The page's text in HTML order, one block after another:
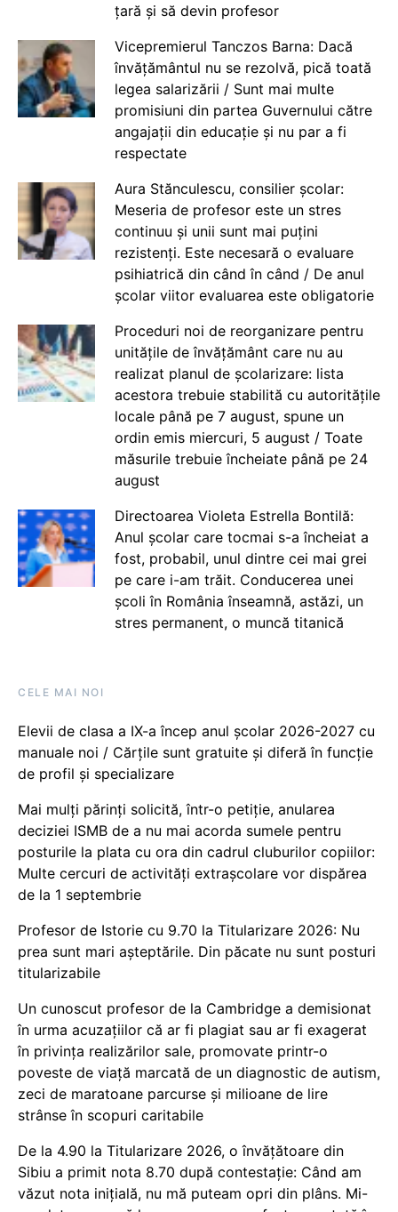
țară și să devin profesor
Vicepremierul Tanczos Barna: Dacă
învățământul nu se rezolvă, pică toată
legea salarizării / Sunt mai multe
promisiuni din partea Guvernului către
angajații din educație și nu par a fi
respectate
Aura Stănculescu, consilier școlar:
Meseria de profesor este un stres
continuu și unii sunt mai puțini
rezistenți. Este necesară o evaluare
psihiatrică din când în când / De anul
școlar viitor evaluarea este obligatorie
Proceduri noi de reorganizare pentru
unitățile de învățământ care nu au
realizat planul de școlarizare: lista
acestora trebuie stabilită cu autoritățile
locale până pe 7 august, spune un
ordin emis miercuri, 5 august / Toate
măsurile trebuie încheiate până pe 24
august
Directoarea Violeta Estrella Bontilă:
Anul școlar care tocmai s-a încheiat a
fost, probabil, unul dintre cei mai grei
pe care i-am trăit. Conducerea unei
școli în România înseamnă, astăzi, un
stres permanent, o muncă titanică
CELE MAI NOI
Elevii de clasa a IX-a încep anul școlar 2026-2027 cu
manuale noi / Cărțile sunt gratuite și diferă în funcție
de profil și specializare
Mai mulți părinți solicită, într-o petiție, anularea
deciziei ISMB de a nu mai acorda sumele pentru
posturile la plata cu ora din cadrul cluburilor copiilor:
Multe cercuri de activități extrașcolare vor dispărea
de la 1 septembrie
Profesor de Istorie cu 9.70 la Titularizare 2026: Nu
prea sunt mari așteptările. Din păcate nu sunt posturi
titularizabile
Un cunoscut profesor de la Cambridge a demisionat
în urma acuzațiilor că ar fi plagiat sau ar fi exagerat
în privința realizărilor sale, promovate printr-o
poveste de viață marcată de un diagnostic de autism,
zeci de maratoane parcurse și milioane de lire
strânse în scopuri caritabile
De la 4.90 la Titularizare 2026, o învățătoare din
Sibiu a primit nota 8.70 după contestație: Când am
văzut nota inițială, nu mă puteam opri din plâns. Mi-